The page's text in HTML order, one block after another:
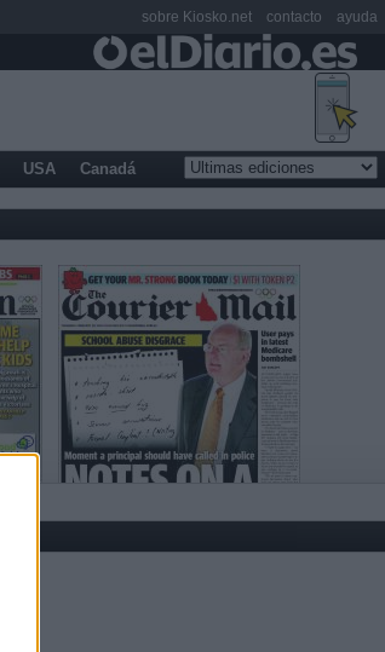
USA Canadá
sobre Kiosko.net contacto ayuda